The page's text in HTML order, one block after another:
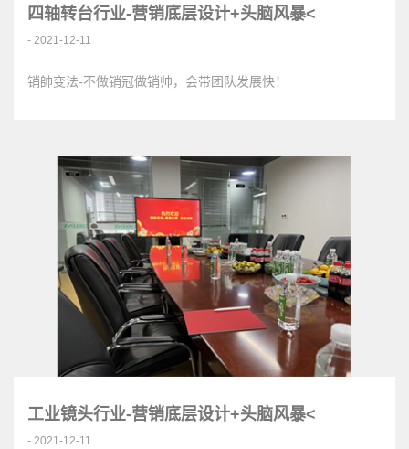
四轴转台行业-营销底层设计+头脑风暴<
- 2021-12-11
销帥变法-不做销冠做销帅，会带团队发展快！
工业镜头行业-营销底层设计+头脑风暴<
- 2021-12-11